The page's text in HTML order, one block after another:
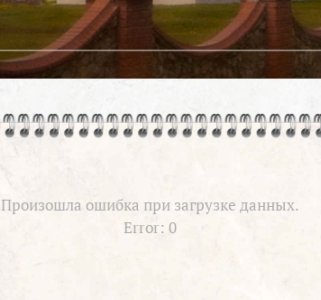
Произошла ошибка при загрузке данных.
Error: 0